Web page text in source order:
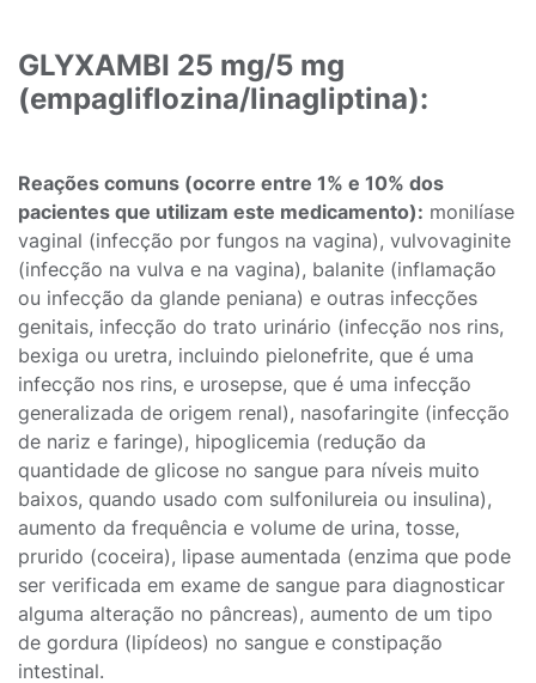
GLYXAMBI 25 mg/5 mg
(empagliflozina/linagliptina):
Reações comuns (ocorre entre 1% e 10% dos
pacientes que utilizam este medicamento): monilíase
vaginal (infecção por fungos na vagina), vulvovaginite
(infecção na vulva e na vagina), balanite (inflamação
ou infecção da glande peniana) e outras infecções
genitais, infecção do trato urinário (infecção nos rins,
bexiga ou uretra, incluindo pielonefrite, que é uma
infecção nos rins, e urosepse, que é uma infecção
generalizada de origem renal), nasofaringite (infecção
de nariz e faringe), hipoglicemia (redução da
quantidade de glicose no sangue para níveis muito
baixos, quando usado com sulfonilureia ou insulina),
aumento da frequência e volume de urina, tosse,
prurido (coceira), lipase aumentada (enzima que pode
ser verificada em exame de sangue para diagnosticar
alguma alteração no pâncreas), aumento de um tipo
de gordura (lipídeos) no sangue e constipação
intestinal.